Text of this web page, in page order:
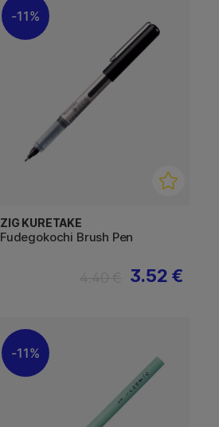
11%
ZIG KURETAKE
Fudegokochi Brush Pen
3.52 €
11%